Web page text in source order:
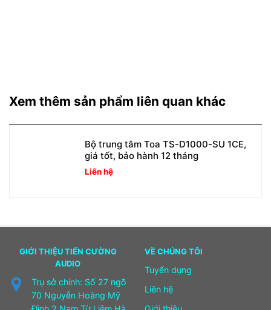
Xem thêm sản phẩm liên quan khác
Bộ trung tâm Toa TS-D1000-SU 1CE,
giá tốt, bảo hành 12 tháng
Liên hệ
GIỚI THIỆU TIẾN CƯỜNG
AUDIO
Trụ sở chính: Số 27 ngõ
70 Nguyễn Hoàng Mỹ
VỀ CHÚNG TÔI
Tuyển dụng
Liên hệ